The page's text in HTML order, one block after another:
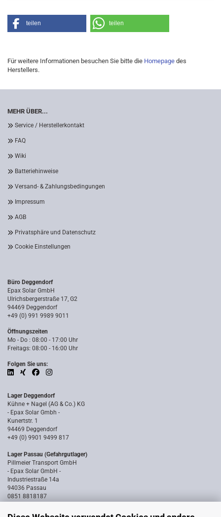
teilen teilen
Für weitere Informationen besuchen Sie bitte die Homepage des
Herstellers.
MEHR ÜBER...
Service / Herstellerkontakt
FAQ
Wiki
Batteriehinweise
Versand- & Zahlungsbedingungen
Impressum
AGB
Privatsphäre und Datenschutz
Cookie Einstellungen
Büro Deggendorf
Epax Solar GmbH
Ulrichsbergerstraße 17, G2
94469 Deggendorf
+49 (0) 991 9989 9011
Öffnungszeiten
Mo - Do : 08:00 - 17:00 Uhr
Freitags: 08:00 - 16:00 Uhr
Folgen Sie uns:
Lager Deggendorf
Kühne + Nagel (AG & Co.) KG
- Epax Solar Gmbh -
Kunertstr. 1
94469 Deggendorf
+49 (0) 9901 9499 817
Lager Passau (Gefahrgutlager)
Pillmeier Transport GmbH
- Epax Solar GmbH -
Industriestraße 14a
94036 Passau
0851 8818187